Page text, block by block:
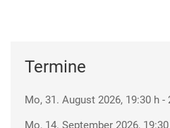
Termine
Mo, 31. August 2026, 19:30 h -
Mo, 14. September 2026,